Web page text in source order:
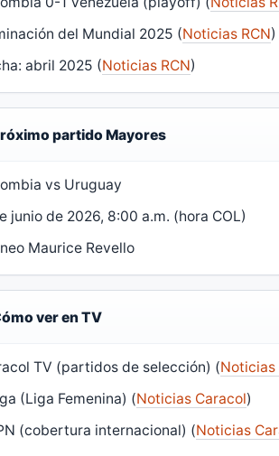
del Mundial 2025 (Noticias RCN)
abril 2025 (Noticias RCN)
partido Mayores
vs Uruguay
junio de 2026, 8:00 a.m. (hora COL)
Maurice Revello
ver en TV
TV (partidos de selección) (Noticias
(Liga Femenina) (Noticias Caracol)
(cobertura internacional) (Noticias